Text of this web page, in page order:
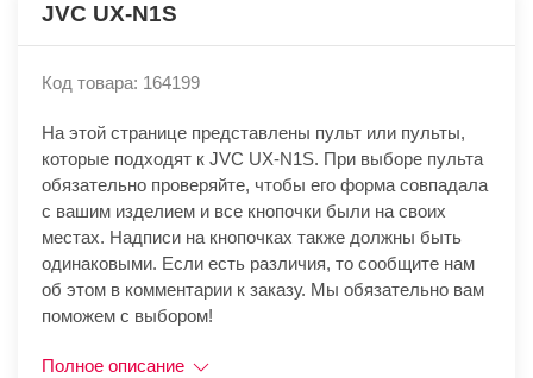
JVC UX-N1S
Код товара: 164199
На этой странице представлены пульт или пульты,
которые подходят к JVC UX-N1S. При выборе пульта
обязательно проверяйте, чтобы его форма совпадала
с вашим изделием и все кнопочки были на своих
местах. Надписи на кнопочках также должны быть
одинаковыми. Если есть различия, то сообщите нам
об этом в комментарии к заказу. Мы обязательно вам
поможем с выбором!
Полное описание